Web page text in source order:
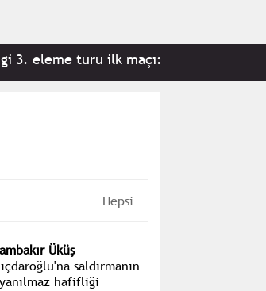
eleme turu ilk maçı: Fenerbahçe 2-0
Hepsi
Üküş
saldırmanın
hafifliği